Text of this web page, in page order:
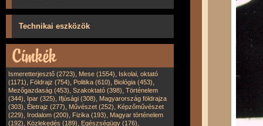
Technikai eszközök
Ismeretterjesztő (2723), Mese (1554), Iskolai, oktató
(1171), Földrajz (754), Politika (610), Biológia (453),
Mezőgazdaság (453), Szakoktató (398), Történelem
(344), Ipar (325), Ifjúsági (308), Magyarország földrajza
(303), Életrajz (277), Művészet (252), Képzőművészet
(229), Irodalom (200), Fizika (193), Magyar történelem
(192), Közlekedés (189), Egészségügy (176),